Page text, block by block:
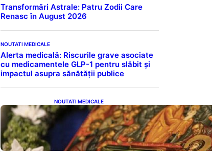
Transformări Astrale: Patru Zodii Care
Renasc în August 2026
NOUTATI MEDICALE
Alerta medicală: Riscurile grave asociate
cu medicamentele GLP-1 pentru slăbit și
impactul asupra sănătății publice
NOUTATI MEDICALE
Postul Adormirii Maicii
Domnului: Tradiții,
Superstiții și Implicații
Spiritualitate în 2026